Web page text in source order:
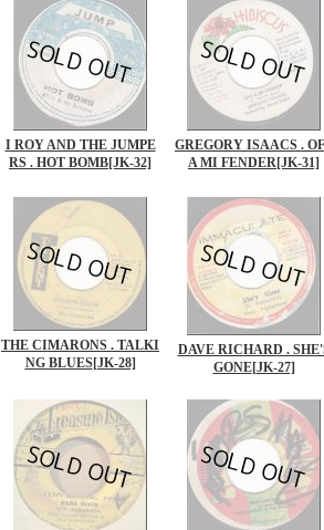
I ROY AND THE JUMPE
RS . HOT BOMB[JK-32]
GREGORY ISAACS .
A MI FENDER[JK-31]
THE CIMARONS . TALKI
NG BLUES[JK-28]
DAVE RICHARD .
GONE[JK-27]